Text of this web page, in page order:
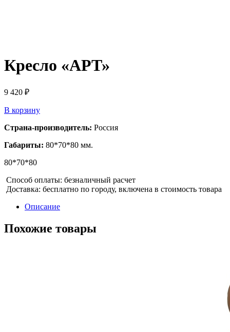
Кресло «АРТ»
9 420 ₽
В корзину
Страна-производитель: Россия
Габариты: 80*70*80 мм.
80*70*80
Способ оплаты: безналичный расчет
Доставка: бесплатно по городу, включена в стоимость товара
Описание
Похожие товары